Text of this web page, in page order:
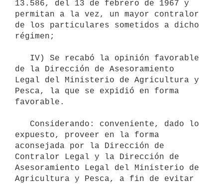
13.586, del 13 de febrero de 1967 y
permitan a la vez, un mayor contralor
de los particulares sometidos a dicho
régimen;
de la Dirección de Asesoramiento
Legal del Ministerio de Agricultura y
Pesca, la que se expidió en forma
favorable.
expuesto, proveer en la forma
aconsejada por la Dirección de
Contralor Legal y la Dirección de
Asesoramiento Legal del Ministerio de
Agricultura y Pesca, a fin de evitar